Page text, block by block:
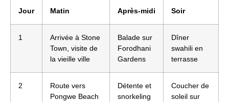
Jour Matin Après-midi Soir
1
Arrivée à Stone
Town, visite de
la vieille ville
Balade sur
Forodhani
Gardens
Dîner
swahili en
terrasse
2
Route vers
Pongwe Beach
Détente et
snorkeling
Coucher de
soleil sur